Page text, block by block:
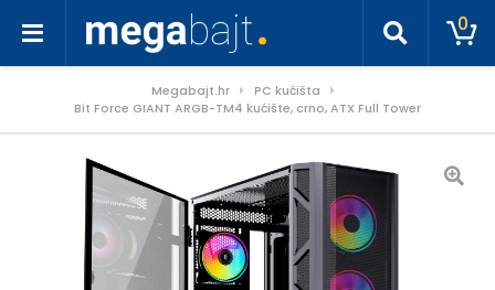
0
Megabajt.hr
PC kućišta
Bit Force GIANT ARGB-TM4 kućište, crno, ATX Full Tower